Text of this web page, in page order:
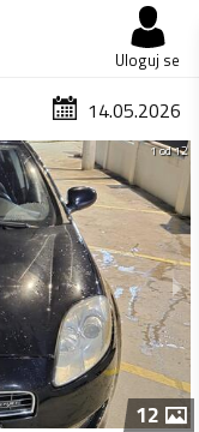
Uloguj se
14.05.2026
1 od 12
12